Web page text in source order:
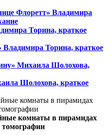
Флоретт» Владимира
Торина, краткое
Владимира Торина, краткое
Михаила Шолохова,
Шолохова, краткое
комнаты в пирамидах